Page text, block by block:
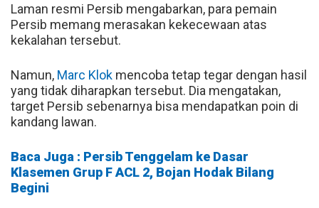
Laman resmi Persib mengabarkan, para pemain
Persib memang merasakan kekecewaan atas
kekalahan tersebut.
Namun, Marc Klok mencoba tetap tegar dengan hasil
yang tidak diharapkan tersebut. Dia mengatakan,
target Persib sebenarnya bisa mendapatkan poin di
kandang lawan.
Baca Juga : Persib Tenggelam ke Dasar
Klasemen Grup F ACL 2, Bojan Hodak Bilang
Begini